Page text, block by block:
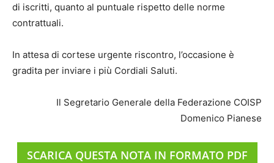
di iscritti, quanto al puntuale rispetto delle norme
contrattuali.
In attesa di cortese urgente riscontro, l’occasione è
gradita per inviare i più Cordiali Saluti.
Il Segretario Generale della Federazione COISP
Domenico Pianese
SCARICA QUESTA NOTA IN FORMATO PDF